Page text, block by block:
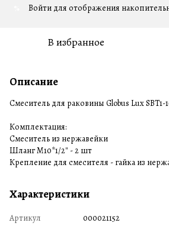
Войти для отображения
В избранное
Описание
Смеситель для раковины Globus Lux SBT1-
Комплектация:
Смеситель из нержавейки
Шланг М10*1/2″ - 2 шт
Крепление для смесителя - гайка из
Характеристики
Артикул
000021152